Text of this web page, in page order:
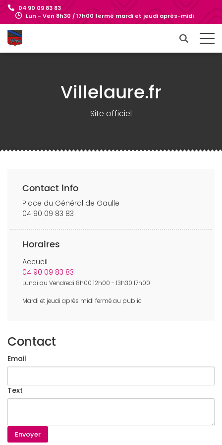
04 90 09 83 83
Lun - Ven 8h30 / 17h00 fermé mardi et jeudi après-midi
Villelaure.fr
Site officiel
Contact info
Place du Général de Gaulle
04 90 09 83 83
Horaires
Accueil
04 90 09 83 83
Lundi au Vendredi 8h00 12h00 - 13h30 17h00
Mardi et jeudi après midi fermé au public
Contact
Email
Text
Envoyer